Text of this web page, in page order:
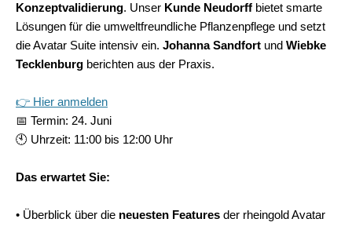
Konzeptvalidierung. Unser Kunde Neudorff bietet smarte
Lösungen für die umweltfreundliche Pflanzenpflege und setzt
die Avatar Suite intensiv ein. Johanna Sandfort und Wiebke
Tecklenburg berichten aus der Praxis.
👉 Hier anmelden
📅 Termin: 24. Juni
🕙 Uhrzeit: 11:00 bis 12:00 Uhr
Das erwartet Sie:
• Überblick über die neuesten Features der rheingold Avatar